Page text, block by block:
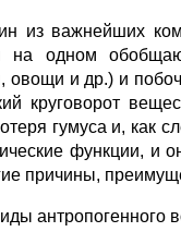
из важнейших
на одном
овощи и др.) и
круговорот
гумуса и, как
функции, и
причины,
антропогенного